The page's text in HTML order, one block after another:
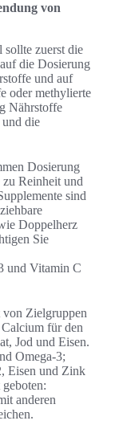
von
sollte zuerst die
die Dosierung
und auf
oder methylierte
Nährstoffe
die
Dosierung
Reinheit und
sind
Doppelherz
Sie
und Vitamin C
Zielgruppen
für den
Jod und Eisen.
Omega-3;
Eisen und Zink
anderen